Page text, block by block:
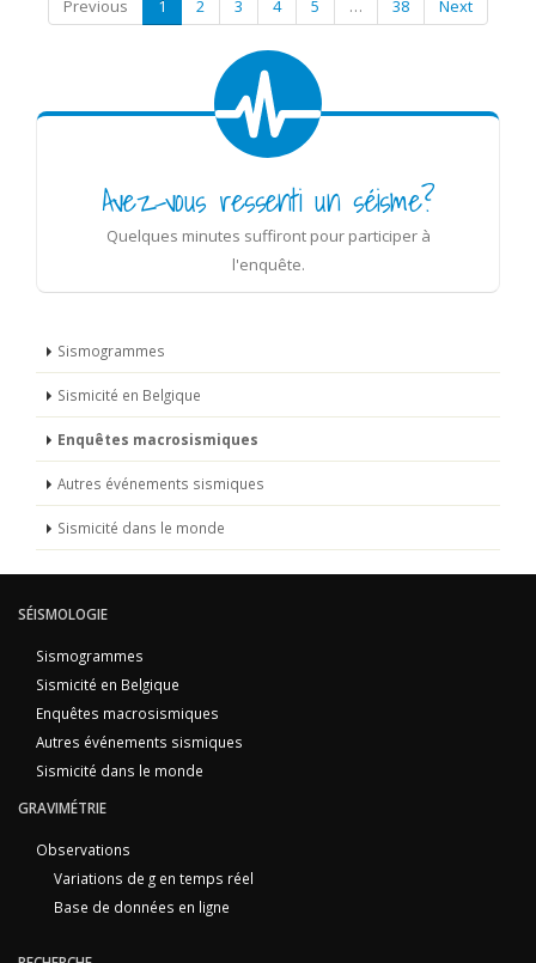
Previous
1 2 3 4 5 … 38 Next
Avez-vous ressenti un séisme?
Quelques minutes suffiront pour participer à
l'enquête.
Sismogrammes
Sismicité en Belgique
Enquêtes macrosismiques
Autres événements sismiques
Sismicité dans le monde
SÉISMOLOGIE
Sismogrammes
Sismicité en Belgique
Enquêtes macrosismiques
Autres événements sismiques
Sismicité dans le monde
GRAVIMÉTRIE
Observations
Variations de g en temps réel
Base de données en ligne